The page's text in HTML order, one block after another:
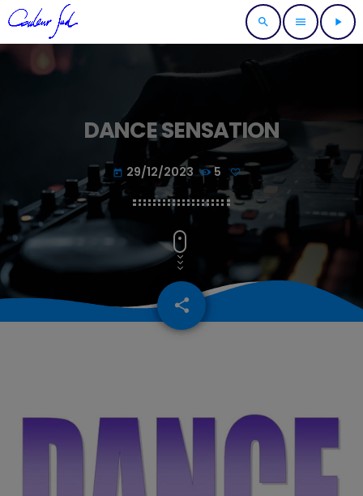
search menu play_arrow
DANCE SENSATION
today 29/12/2023 5
share
email